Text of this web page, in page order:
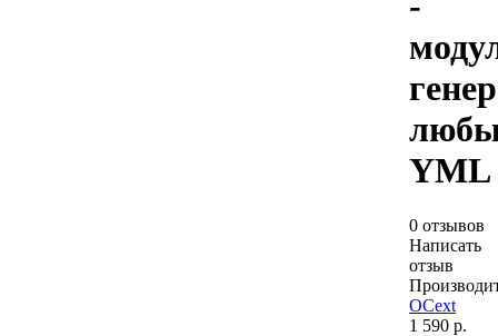
YML
0 отзывов
Написать
отзыв
OCext
1 590 р.